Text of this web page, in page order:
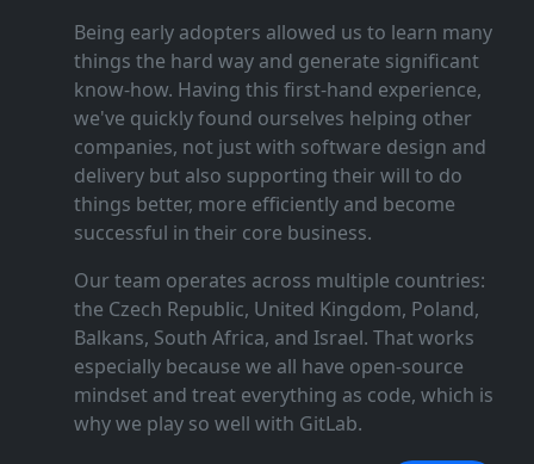
Being early adopters allowed us to learn many
things the hard way and generate significant
know‑how. Having this first‑hand experience,
we've quickly found ourselves helping other
companies, not just with software design and
delivery but also supporting their will to do
things better, more efficiently and become
successful in their core business.
Our team operates across multiple countries:
the Czech Republic, United Kingdom, Poland,
Balkans, South Africa, and Israel. That works
especially because we all have open‑source
mindset and treat everything as code, which is
why we play so well with GitLab.